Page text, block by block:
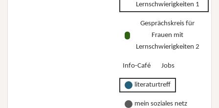
Lernschwierigkeiten 1
Gesprächskreis für
Frauen mit
Lernschwierigkeiten 2
Info-Café Jobs
literaturtreff
mein soziales netz